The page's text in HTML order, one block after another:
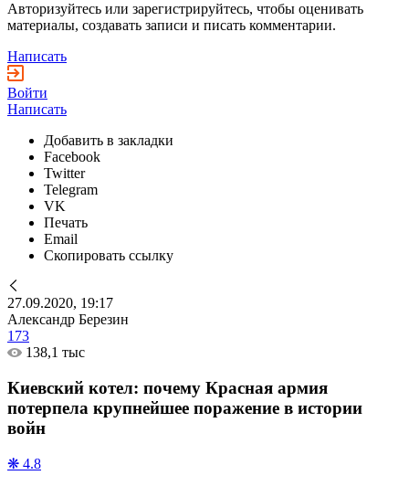
Авторизуйтесь или зарегистрируйтесь, чтобы оценивать
материалы, создавать записи и писать комментарии.
Написать
Войти
Написать
Добавить в закладки
Facebook
Twitter
Telegram
VK
Печать
Email
Скопировать ссылку
27.09.2020, 19:17
Александр Березин
173
138,1 тыс
Киевский котел: почему Красная армия
потерпела крупнейшее поражение в истории
войн
❋ 4.8